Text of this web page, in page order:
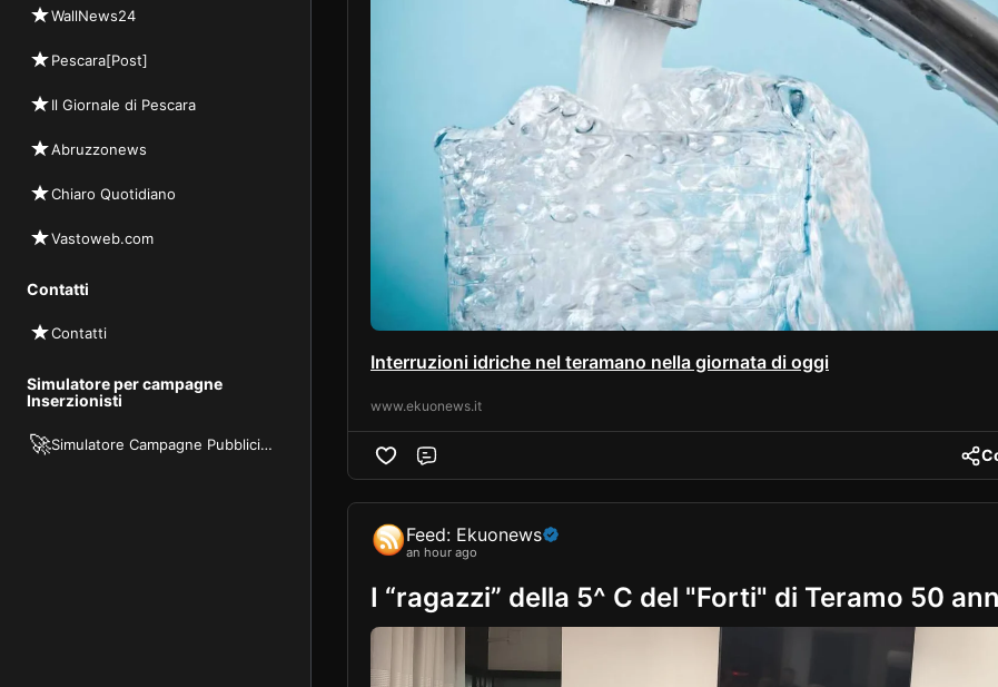
WallNews24
Pescara[Post]
Il Giornale di Pescara
Abruzzonews
Chiaro Quotidiano
Vastoweb.com
Contatti
Contatti
Simulatore per campagne
Inserzionisti
🚀 Simulatore Campagne Pubblicitarie
Interruzioni idriche nel teramano nella giornata di oggi
www.ekuonews.it
Feed: Ekuonews
an hour ago
I “ragazzi” della 5^ C del "Forti" di Teramo 50